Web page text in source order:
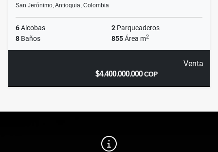
San Jerónimo, Antioquia, Colombia
6Alcobas 2 Parqueaderos
8 Baños 855Área m2
Venta
$4.400.000.000COP